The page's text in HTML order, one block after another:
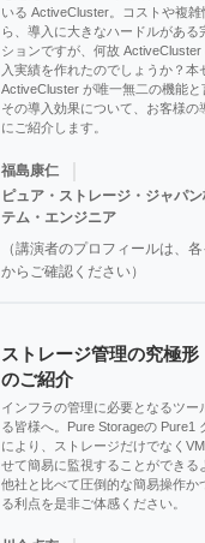
いる ActiveCluster。コストや複
ら、導入に大きなハードルがある
ションですが、何故
入実績を作れたのでしょうか？本
ActiveCluster が唯一無二の機能と
その導入効果について、お客様の
にご紹介します。
福島康仁
ピュア・ストレージ・ジャパ
テム・エンジニア
（講演者のプロフィールは、
からご確認ください）
ストレージ管理の究極
のご紹介
インフラの管理に必要となるツー
る皆様へ。Pure Storageの Pure1
により、ストレージだけでなく
せて簡易に監視することができる
他社と比べて圧倒的な簡易操作か
る利点を是非ご体感ください。